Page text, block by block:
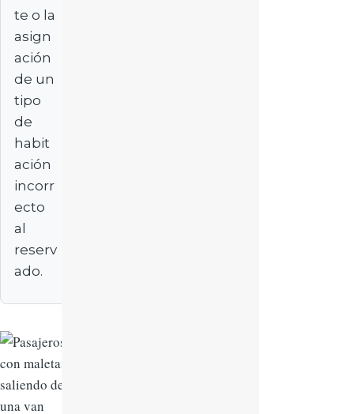
te o la
asign
ación
de un
tipo
de
habit
ación
incorr
ecto
al
reserv
ado.